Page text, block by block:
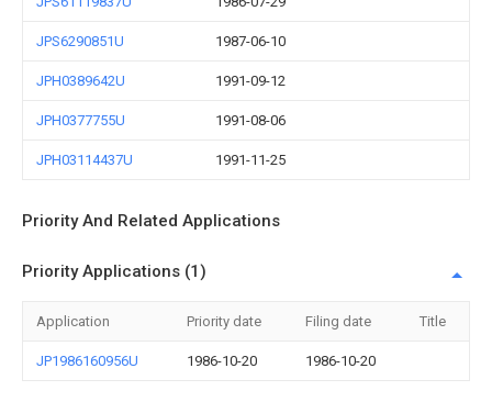
JPS6290851U 1987-06-10
JPH0389642U 1991-09-12
JPH0377755U 1991-08-06
JPH03114437U 1991-11-25
Priority And Related Applications
Priority Applications (1)
Application Priority date Filing date Title
JP1986160956U 1986-10-20 1986-10-20